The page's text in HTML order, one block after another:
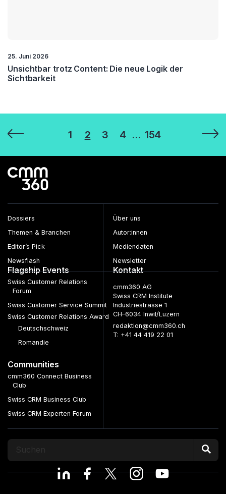
25. Juni 2026
Unsichtbar trotz Content: Die neue Logik der
Sichtbarkeit
Seitennummerierung
der
Beiträge
1 2 3 4 … 154
Dossiers
Themen & Branchen
Editor’s Pick
Newsflash
Über uns
Autor:innen
Mediendaten
Newsletter
Flagship Events
Swiss Customer Relations
Forum
Swiss Customer Service Summit
Swiss Customer Relations Award
Deutschschweiz
Romandie
Communities
cmm360 Connect Business
Club
Swiss CRM Business Club
Swiss CRM Experten Forum
Kontakt
cmm360 AG
Swiss CRM Institute
Industriestrasse 1
CH–6034 Inwil/Luzern
redaktion@cmm360.ch
T: +41 44 419 22 01